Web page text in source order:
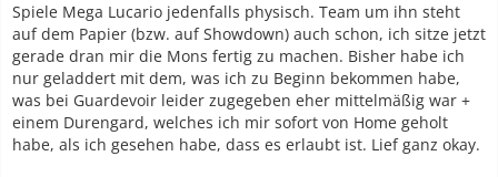
Spiele Mega Lucario jedenfalls physisch. Team um ihn steht
auf dem Papier (bzw. auf Showdown) auch schon, ich sitze jetzt
gerade dran mir die Mons fertig zu machen. Bisher habe ich
nur geladdert mit dem, was ich zu Beginn bekommen habe,
was bei Guardevoir leider zugegeben eher mittelmäßig war +
einem Durengard, welches ich mir sofort von Home geholt
habe, als ich gesehen habe, dass es erlaubt ist. Lief ganz okay.